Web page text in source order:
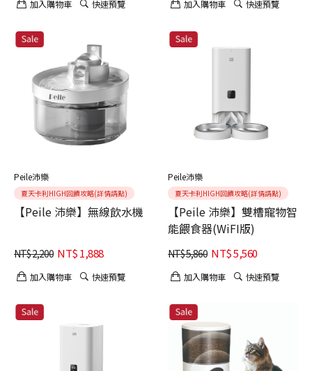
加入購物車 快速預覽 加入購物車 快速預覽
Peile沛樂
夏天卡利HIGH回饋攻略(詳情請點)
【Peile 沛樂】無線飲水機
NT$2,200 NT$1,888
加入購物車 快速預覽
Peile沛樂
夏天卡利HIGH回饋攻略(詳情請點)
【Peile 沛樂】雙槽寵物智
能餵食器(WiFI版)
NT$5,860 NT$5,560
加入購物車 快速預覽